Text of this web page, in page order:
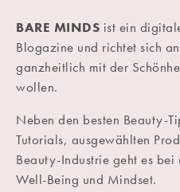
BARE MINDS ist ein
Blogazine und richtet sich
ganzheitlich mit der
wollen.
Neben den besten Beauty-
Tutorials, ausgewählten
Beauty-Industrie geht es bei
Well-Being und Mindset.